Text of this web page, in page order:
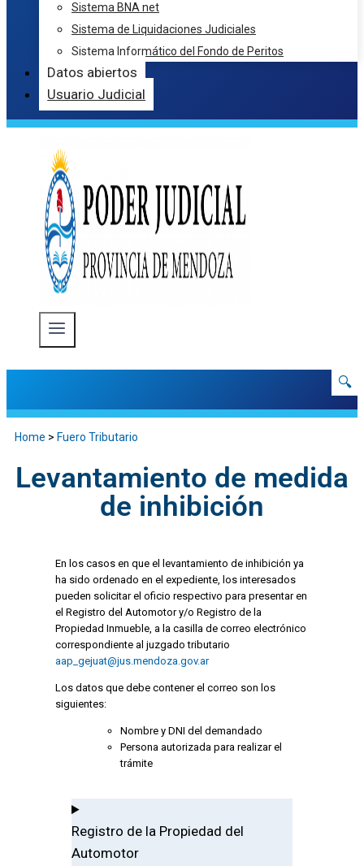
Sistema BNA net
Sistema de Liquidaciones Judiciales
Sistema Informático del Fondo de Peritos
Datos abiertos
Usuario Judicial
🔍
Home > Fuero Tributario
Levantamiento de medida
de inhibición
En los casos en que el levantamiento de inhibición ya
ha sido ordenado en el expediente, los interesados
pueden solicitar el oficio respectivo para presentar en
el Registro del Automotor y/o Registro de la
Propiedad Inmueble, a la casilla de correo electrónico
correspondiente al juzgado tributario
aap_gejuat@jus.mendoza.gov.ar
Los datos que debe contener el correo son los
siguientes:
Nombre y DNI del demandado
Persona autorizada para realizar el
trámite
Registro de la Propiedad del
Automotor